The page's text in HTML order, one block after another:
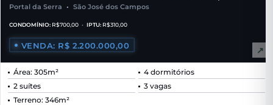
Portal da Serra • São José dos Campos
CONDOMÍNIO: R$700,00 • IPTU: R$310,00
VENDA: R$ 2.200.000,00 ↗
Área: 305m²
4 dormitórios
2 suítes
3 vagas
Terreno: 346m²